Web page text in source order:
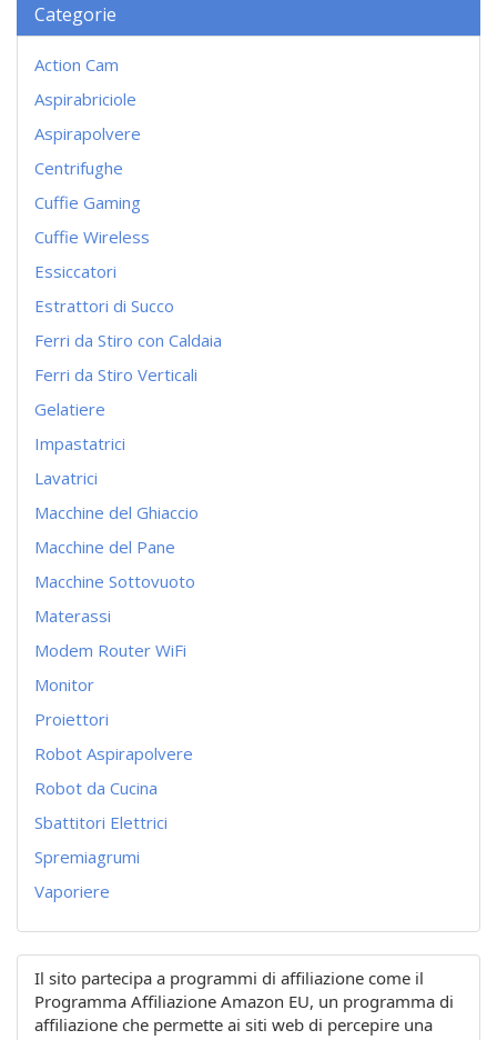
Categorie
Action Cam
Aspirabriciole
Aspirapolvere
Centrifughe
Cuffie Gaming
Cuffie Wireless
Essiccatori
Estrattori di Succo
Ferri da Stiro con Caldaia
Ferri da Stiro Verticali
Gelatiere
Impastatrici
Lavatrici
Macchine del Ghiaccio
Macchine del Pane
Macchine Sottovuoto
Materassi
Modem Router WiFi
Monitor
Proiettori
Robot Aspirapolvere
Robot da Cucina
Sbattitori Elettrici
Spremiagrumi
Vaporiere
Il sito partecipa a programmi di affiliazione come il
Programma Affiliazione Amazon EU, un programma di
affiliazione che permette ai siti web di percepire una